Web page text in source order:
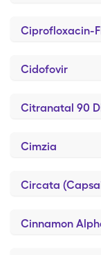
Ciprofloxacin-
Cidofovir
Citranatal 90
Cimzia
Circata
Cinnamon